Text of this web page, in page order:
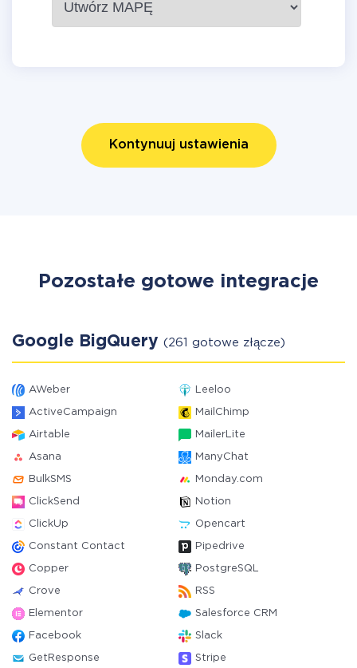
Kontynuuj ustawienia
Pozostałe gotowe integracje
Google BigQuery (261 gotowe złącze)
AWeber Leeloo
ActiveCampaign MailChimp
Airtable MailerLite
Asana ManyChat
BulkSMS Monday.com
ClickSend Notion
ClickUp Opencart
Constant Contact Pipedrive
Copper PostgreSQL
Crove RSS
Elementor Salesforce CRM
Facebook Slack
GetResponse Stripe